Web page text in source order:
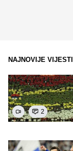
NAJNOVIJE VIJESTI
2